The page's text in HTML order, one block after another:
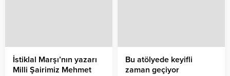
İstiklal Marşı’nın yazarı
Milli Şairimiz Mehmet
Bu atölyede keyifli
zaman geçiyor